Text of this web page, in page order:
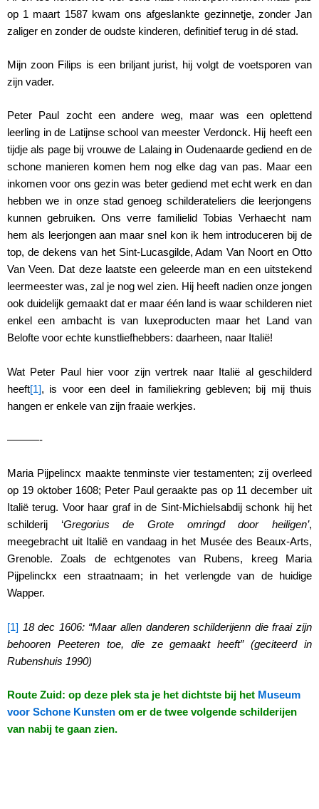
op 1 maart 1587 kwam ons afgeslankte gezinnetje, zonder Jan
zaliger en zonder de oudste kinderen, definitief terug in dé stad.
Mijn zoon Filips is een briljant jurist, hij volgt de voetsporen van
zijn vader.
Peter Paul zocht een andere weg, maar was een oplettend
leerling in de Latijnse school van meester Verdonck. Hij heeft een
tijdje als page bij vrouwe de Lalaing in Oudenaarde gediend en de
schone manieren komen hem nog elke dag van pas. Maar een
inkomen voor ons gezin was beter gediend met echt werk en dan
hebben we in onze stad genoeg schilderateliers die leerjongens
kunnen gebruiken. Ons verre familielid Tobias Verhaecht nam
hem als leerjongen aan maar snel kon ik hem introduceren bij de
top, de dekens van het Sint-Lucasgilde, Adam Van Noort en Otto
Van Veen. Dat deze laatste een geleerde man en een uitstekend
leermeester was, zal je nog wel zien. Hij heeft nadien onze jongen
ook duidelijk gemaakt dat er maar één land is waar schilderen niet
enkel een ambacht is van luxeproducten maar het Land van
Belofte voor echte kunstliefhebbers: daarheen, naar Italië!
Wat Peter Paul hier voor zijn vertrek naar Italië al geschilderd
heeft[1], is voor een deel in familiekring gebleven; bij mij thuis
hangen er enkele van zijn fraaie werkjes.
———-
Maria Pijpelincx maakte tenminste vier testamenten; zij overleed
op 19 oktober 1608; Peter Paul geraakte pas op 11 december uit
Italië terug. Voor haar graf in de Sint-Michielsabdij schonk hij het
schilderij ‘Gregorius de Grote omringd door heiligen’,
meegebracht uit Italië en vandaag in het Musée des Beaux-Arts,
Grenoble. Zoals de echtgenotes van Rubens, kreeg Maria
Pijpelinckx een straatnaam; in het verlengde van de huidige
Wapper.
[1] 18 dec 1606: “Maar allen danderen schilderijenn die fraai zijn
behooren Peeteren toe, die ze gemaakt heeft” (geciteerd in
Rubenshuis 1990)
Route Zuid: op deze plek sta je het dichtste bij het Museum
voor Schone Kunsten om er de twee volgende schilderijen
van nabij te gaan zien.